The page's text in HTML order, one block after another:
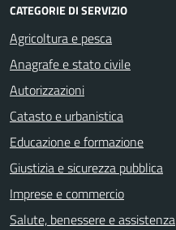
CATEGORIE DI SERVIZIO
Agricoltura e pesca
Anagrafe e stato civile
Autorizzazioni
Catasto e urbanistica
Educazione e formazione
Giustizia e sicurezza pubblica
Imprese e commercio
Salute, benessere e assistenza